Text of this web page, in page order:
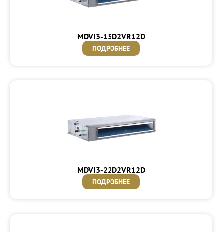
MDVI3-15D2VR12D
ПОДРОБНЕЕ
MDVI3-22D2VR12D
ПОДРОБНЕЕ